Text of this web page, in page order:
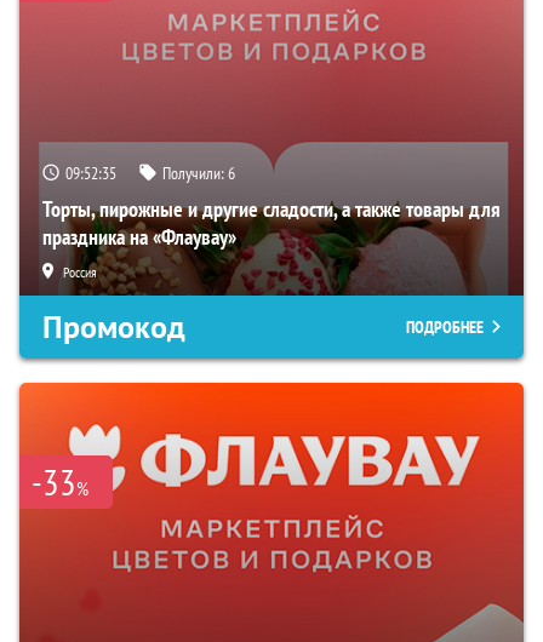
09:52:34 Получили:6
Торты, пирожные и другие сладости, а также товары для
праздника на «Флаувау»
Россия
Промокод ПОДРОБНЕЕ
-33%